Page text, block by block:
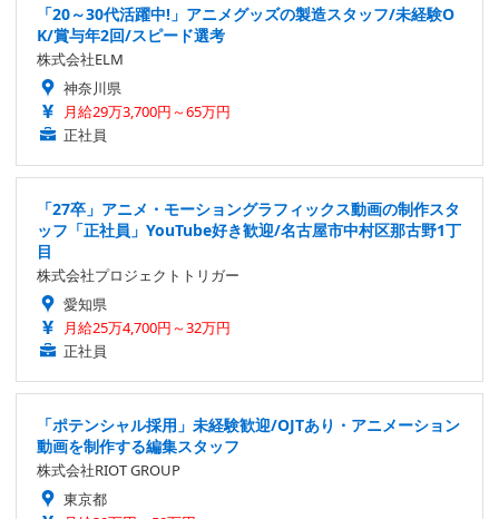
「20～30代活躍中!」アニメグッズの製造スタッフ/未経験O
K/賞与年2回/スピード選考
株式会社ELM
神奈川県
月給29万3,700円～65万円
正社員
「27卒」アニメ・モーショングラフィックス動画の制作スタ
ッフ「正社員」YouTube好き歓迎/名古屋市中村区那古野1丁
目
株式会社プロジェクトトリガー
愛知県
月給25万4,700円～32万円
正社員
「ポテンシャル採用」未経験歓迎/OJTあり・アニメーション
動画を制作する編集スタッフ
株式会社RIOT GROUP
東京都